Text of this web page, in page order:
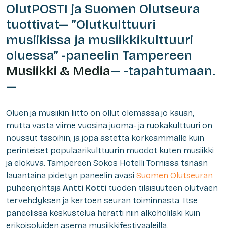
OlutPOSTI ja Suomen Olutseura
tuottivat— ”Olutkulttuuri
musiikissa ja musiikkikulttuuri
oluessa” -paneelin Tampereen
Musiikki & Media— -tapahtumaan.
—
Oluen ja musiikin liitto on ollut olemassa jo kauan,
mutta vasta viime vuosina juoma- ja ruokakulttuuri on
noussut tasoihin, ja jopa astetta korkeammalle kuin
perinteiset populaarikulttuurin muodot kuten musiikki
ja elokuva. Tampereen Sokos Hotelli Tornissa tänään
lauantaina pidetyn paneelin avasi Suomen Olutseuran
puheenjohtaja Antti Kotti tuoden tilaisuuteen olutväen
tervehdyksen ja kertoen seuran toiminnasta. Itse
paneelissa keskustelua herätti niin alkoholilaki kuin
erikoisoluiden asema musiikkifestivaaleilla.